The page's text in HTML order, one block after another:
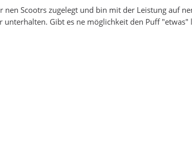
nen Scootrs zugelegt und bin mit der Leistung auf
Gibt es ne möglichkeit den Puff "etwas"